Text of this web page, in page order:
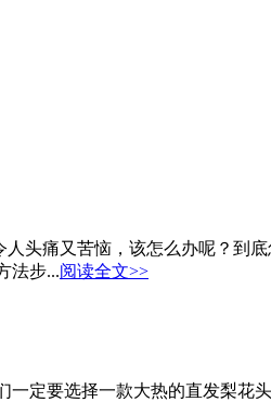
痛又苦恼，该怎么办呢？到底
法步...阅读全文>>
定要选择一款大热的直发梨花